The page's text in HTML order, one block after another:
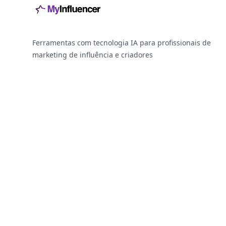
Ferramentas com tecnologia IA para profissionais de
marketing de influência e criadores